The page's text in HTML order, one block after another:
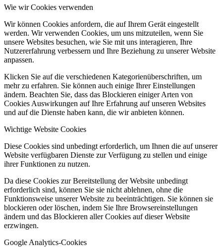
Wie wir Cookies verwenden
Wir können Cookies anfordern, die auf Ihrem Gerät eingestellt
werden. Wir verwenden Cookies, um uns mitzuteilen, wenn Sie
unsere Websites besuchen, wie Sie mit uns interagieren, Ihre
Nutzererfahrung verbessern und Ihre Beziehung zu unserer Website
anpassen.
Klicken Sie auf die verschiedenen Kategorienüberschriften, um
mehr zu erfahren. Sie können auch einige Ihrer Einstellungen
ändern. Beachten Sie, dass das Blockieren einiger Arten von
Cookies Auswirkungen auf Ihre Erfahrung auf unseren Websites
und auf die Dienste haben kann, die wir anbieten können.
Wichtige Website Cookies
Diese Cookies sind unbedingt erforderlich, um Ihnen die auf unserer
Website verfügbaren Dienste zur Verfügung zu stellen und einige
ihrer Funktionen zu nutzen.
Da diese Cookies zur Bereitstellung der Website unbedingt
erforderlich sind, können Sie sie nicht ablehnen, ohne die
Funktionsweise unserer Website zu beeinträchtigen. Sie können sie
blockieren oder löschen, indem Sie Ihre Browsereinstellungen
ändern und das Blockieren aller Cookies auf dieser Website
erzwingen.
Google Analytics-Cookies